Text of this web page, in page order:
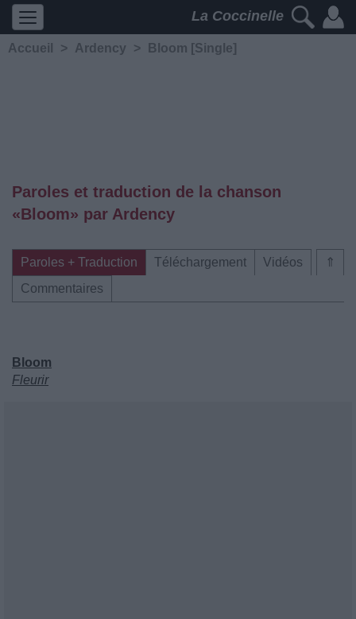
La Coccinelle
Accueil > Ardency > Bloom [Single]
Paroles et traduction de la chanson
«Bloom» par Ardency
⇑
Paroles + Traduction Téléchargement
Vidéos
Commentaires
Bloom
Fleurir